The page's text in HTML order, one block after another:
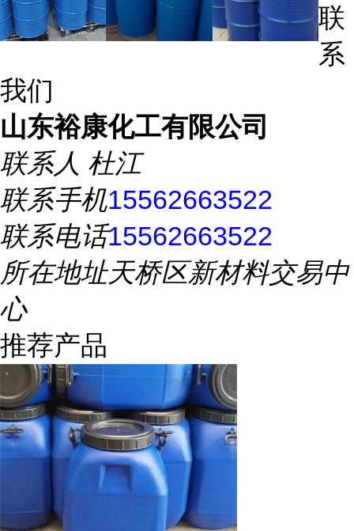
联
系
我们
山东裕康化工有限公司
联系人 杜江
联系手机15562663522
联系电话15562663522
所在地址天桥区新材料交易中
心
推荐产品